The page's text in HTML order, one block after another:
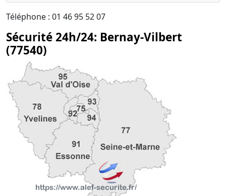
Téléphone : 01 46 95 52 07
Sécurité 24h/24: Bernay-Vilbert
(77540)